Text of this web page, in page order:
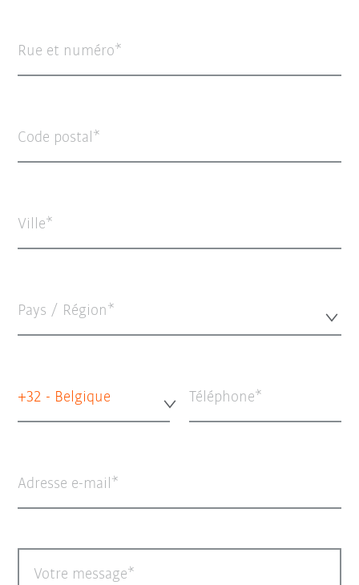
Rue et numéro
Code postal
Ville
Pays / Région*
+32 - Belgique Téléphone
Adresse e-mail
Votre message